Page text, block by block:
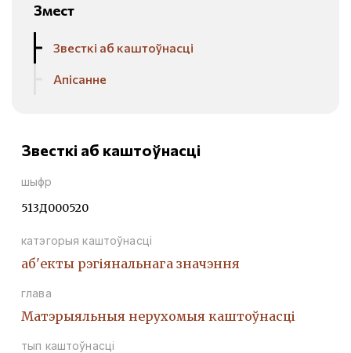
Змест
Звесткі аб каштоўнасці
Апісанне
Звесткі аб каштоўнасці
шыфр
513Д000520
катэгорыя каштоўнасці
аб'екты рэгіянальнага значэння
глава
Матэрыяльныя нерухомыя каштоўнасці
тып каштоўнасці